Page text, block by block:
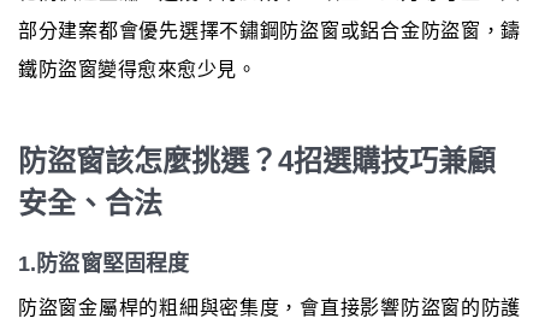
部分建案都會優先選擇不鏽鋼防盜窗或鋁合金防盜窗，鑄
鐵防盜窗變得愈來愈少見。
防盜窗該怎麼挑選？4招選購技巧兼顧
安全、合法
1.防盜窗堅固程度
防盜窗金屬桿的粗細與密集度，會直接影響防盜窗的防護